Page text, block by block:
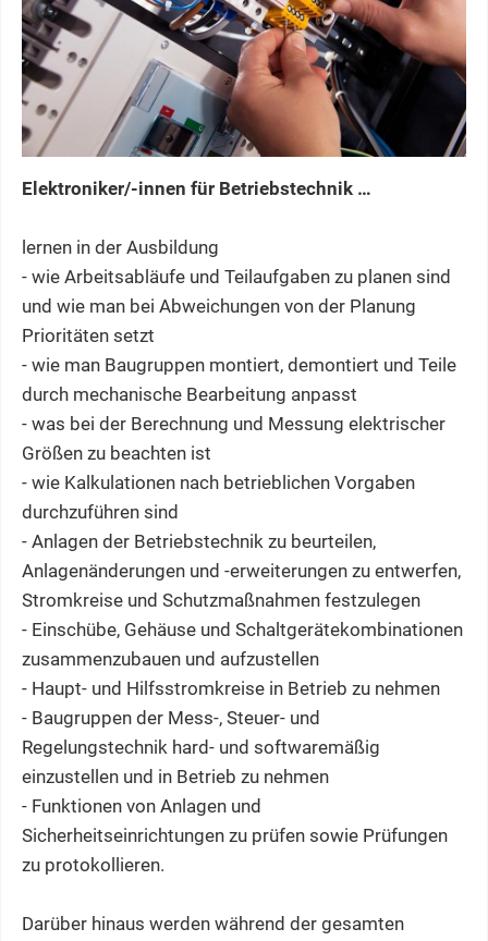
Elektroniker/-innen für Betriebstechnik …
lernen in der Ausbildung
- wie Arbeitsabläufe und Teilaufgaben zu planen sind
und wie man bei Abweichungen von der Planung
Prioritäten setzt
- wie man Baugruppen montiert, demontiert und Teile
durch mechanische Bearbeitung anpasst
- was bei der Berechnung und Messung elektrischer
Größen zu beachten ist
- wie Kalkulationen nach betrieblichen Vorgaben
durchzuführen sind
- Anlagen der Betriebstechnik zu beurteilen,
Anlagenänderungen und -erweiterungen zu entwerfen,
Stromkreise und Schutzmaßnahmen festzulegen
- Einschübe, Gehäuse und Schaltgerätekombinationen
zusammenzubauen und aufzustellen
- Haupt- und Hilfsstromkreise in Betrieb zu nehmen
- Baugruppen der Mess-, Steuer- und
Regelungstechnik hard- und softwaremäßig
einzustellen und in Betrieb zu nehmen
- Funktionen von Anlagen und
Sicherheitseinrichtungen zu prüfen sowie Prüfungen
zu protokollieren.
Darüber hinaus werden während der gesamten